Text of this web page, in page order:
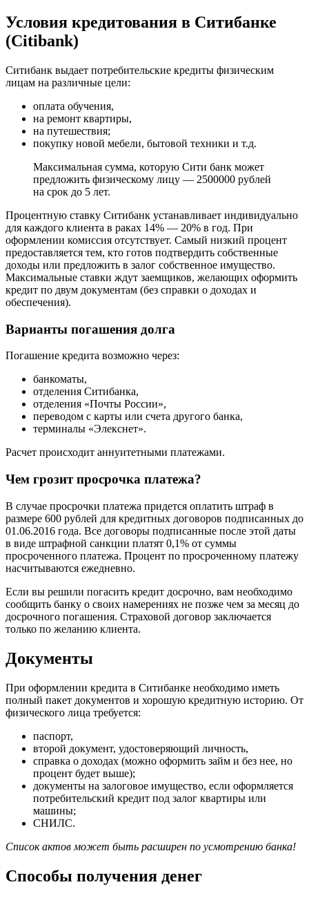
Условия кредитования в Ситибанке
(Citibank)
Ситибанк выдает потребительские кредиты физическим
лицам на различные цели:
оплата обучения,
на ремонт квартиры,
на путешествия;
покупку новой мебели, бытовой техники и т.д.
Максимальная сумма, которую Сити банк может
предложить физическому лицу — 2500000 рублей
на срок до 5 лет.
Процентную ставку Ситибанк устанавливает индивидуально
для каждого клиента в раках 14% — 20% в год. При
оформлении комиссия отсутствует. Самый низкий процент
предоставляется тем, кто готов подтвердить собственные
доходы или предложить в залог собственное имущество.
Максимальные ставки ждут заемщиков, желающих оформить
кредит по двум документам (без справки о доходах и
обеспечения).
Варианты погашения долга
Погашение кредита возможно через:
банкоматы,
отделения Ситибанка,
отделения «Почты России»,
переводом с карты или счета другого банка,
терминалы «Элекснет».
Расчет происходит аннуитетными платежами.
Чем грозит просрочка платежа?
В случае просрочки платежа придется оплатить штраф в
размере 600 рублей для кредитных договоров подписанных до
01.06.2016 года. Все договоры подписанные после этой даты
в виде штрафной санкции платят 0,1% от суммы
просроченного платежа. Процент по просроченному платежу
насчитываются ежедневно.
Если вы решили погасить кредит досрочно, вам необходимо
сообщить банку о своих намерениях не позже чем за месяц до
досрочного погашения. Страховой договор заключается
только по желанию клиента.
Документы
При оформлении кредита в Ситибанке необходимо иметь
полный пакет документов и хорошую кредитную историю. От
физического лица требуется:
паспорт,
второй документ, удостоверяющий личность,
справка о доходах (можно оформить займ и без нее, но
процент будет выше);
документы на залоговое имущество, если оформляется
потребительский кредит под залог квартиры или
машины;
СНИЛС.
Список актов может быть расширен по усмотрению банка!
Способы получения денег